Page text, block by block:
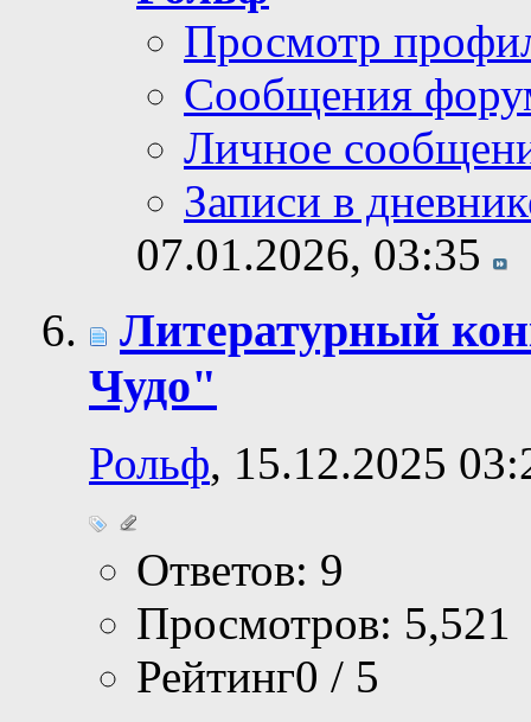
Просмотр
Сообщения
Личное
Записи в
07.01.2026, 03:35
Литературный
Чудо"
Рольф, 15.12.2025
Ответов: 9
Просмотров: 5,521
Рейтинг0 / 5